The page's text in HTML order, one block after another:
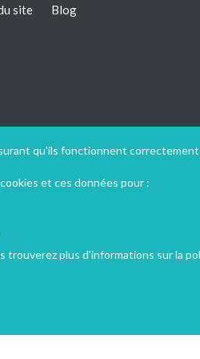
qu'ils fonctionnent
et ces données pour :
plus d'informations sur la
site Blog